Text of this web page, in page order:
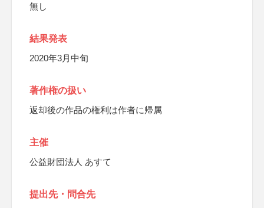
無し
結果発表
2020年3月中旬
著作権の扱い
返却後の作品の権利は作者に帰属
主催
公益財団法人 あすて
提出先・問合先